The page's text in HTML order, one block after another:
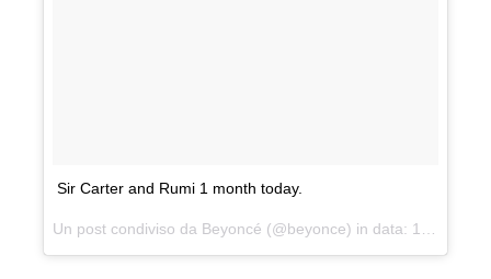
Sir Carter and Rumi 1 month today.
Un post condiviso da Beyoncé (@beyonce) in data: 13 Lug 2017 alle ore 22:10 PDT